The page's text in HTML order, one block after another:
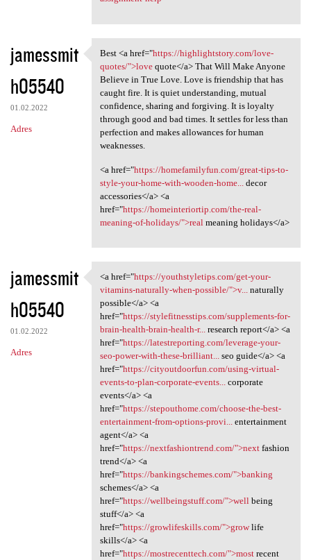
jamessmit
h05540
01.02.2022
Adres
Best <a href="https:/
Best <a href="https://highlightstory.com/love-
quotes/">lovequote</a> That Will Make Anyone
Believe in True Love. Love is friendship that has
caught fire. It is quiet understanding, mutual
confidence, sharing and forgiving. It is loyalty
through good and bad times. It settles for less than
perfection and makes allowances for human
weaknesses.
<a href="https://homefamilyfun.com/great-tips-to-
style-your-home-with-wooden-home...
decor
accessories</a> <a
href="https://homeinteriortip.com/the-real-
meaning-of-holidays/">real meaning holidays</a>
jamessmit
h05540
01.02.2022
Adres
<a href="https:/
<a href="https://youthstyletips.com/get-your-
vitamins-naturally-when-possible/">v...naturally
possible</a> <a
href="https://stylefitnesstips.com/supplements-for-
brain-health-brain-health-r...research report</a> <a
href="https://latestreporting.com/leverage-your-
seo-power-with-these-brilliant...seo guide</a> <a
href="https://cityoutdoorfun.com/using-virtual-
events-to-plan-corporate-events...corporate
events</a> <a
href="https://stepouthome.com/choose-the-best-
entertainment-from-options-provi...entertainment
agent</a> <a
href="https://nextfashiontrend.com/">nextfashion
trend</a> <a
href="https://bankingschemes.com/">banking
schemes</a> <a
href="https://wellbeingstuff.com/">wellbeing
stuff</a> <a
href="https://growlifeskills.com/">growlife
skills</a> <a
href="https://mostrecenttech.com/">mostrecent